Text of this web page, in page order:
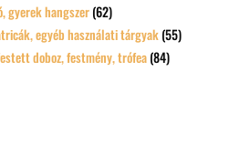
gyerek hangszer (62)
egyéb használati tárgyak (55)
doboz, festmény, trófea (84)